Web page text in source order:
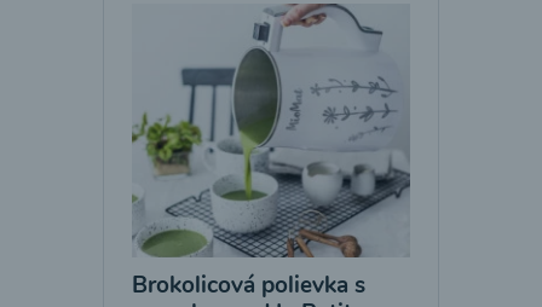
Brokolicová polievka s